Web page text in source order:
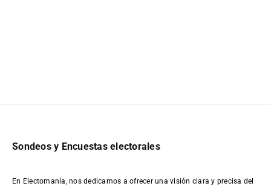
Sondeos y Encuestas electorales
En Electomanía, nos dedicamos a ofrecer una visión clara y precisa del